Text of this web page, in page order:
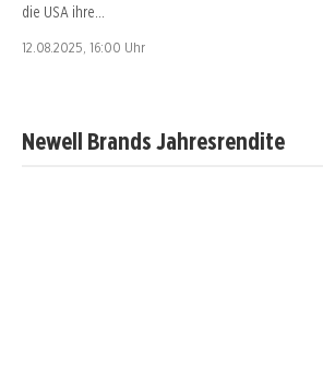
die USA ihre…
12.08.2025, 16:00 Uhr
Newell Brands Jahresrendite